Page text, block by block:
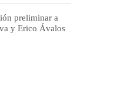
preliminar a
y Erico Ávalos